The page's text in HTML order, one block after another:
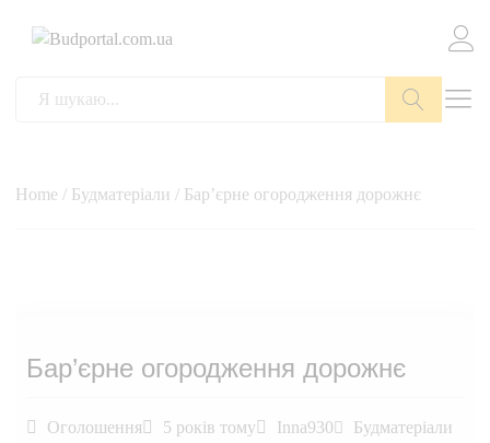
Home / Будматеріали / Бар’єрне огородження дорожнє
Бар’єрне огородження дорожнє
Оголошення 5 років тому Inna930
Будматеріали